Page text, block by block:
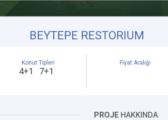
BEYTEPE RESTORIUM
Konut Tipleri
4+1 7+1
Fiyat Aralığı
PROJE HAKKINDA